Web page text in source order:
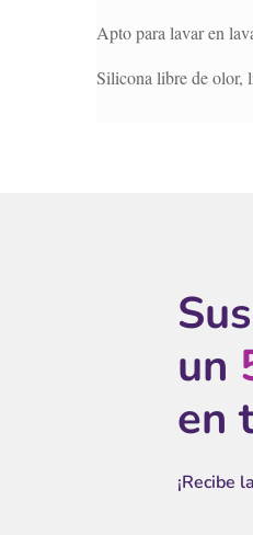
Apto para lavar en
Silicona libre de olor,
un
en
¡Recibe